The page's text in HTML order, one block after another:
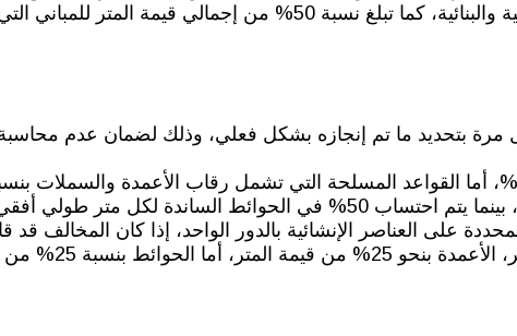
ترخيص وبشكل غير قانوني وتخطي الاشتراطات التخطيطية والبنائية، كما
مرة بتحديد ما تم إنجازه بشكل فعلي، وذلك لضمان عدم
على العناصر الإنشائية بالدور الواحد، إذا كان المخالف